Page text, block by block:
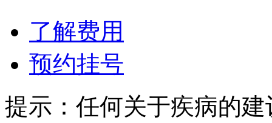
了解费用
预约挂号
提示：任何关于疾病的